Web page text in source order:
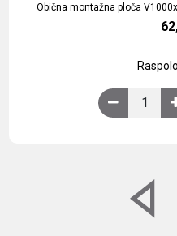
Obična montažna ploča
Obična